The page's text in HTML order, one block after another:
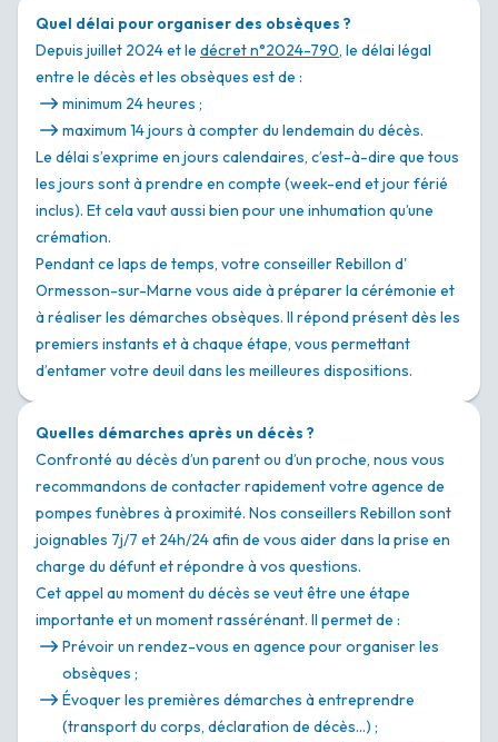
Quel délai pour organiser des obsèques ?
Depuis juillet 2024 et le décret n°2024-790, le délai légal
entre le décès et les obsèques est de :
minimum 24 heures ;
maximum 14 jours à compter du lendemain du décès.
Le délai s’exprime en jours calendaires, c’est-à-dire que tous
les jours sont à prendre en compte (week-end et jour férié
inclus). Et cela vaut aussi bien pour une inhumation qu’une
crémation.
Pendant ce laps de temps, votre conseiller Rebillon d'
Ormesson-sur-Marne vous aide à préparer la cérémonie et
à réaliser les démarches obsèques. Il répond présent dès les
premiers instants et à chaque étape, vous permettant
d’entamer votre deuil dans les meilleures dispositions.
Quelles démarches après un décès ?
Confronté au décès d’un parent ou d’un proche, nous vous
recommandons de contacter rapidement votre agence de
pompes funèbres à proximité. Nos conseillers Rebillon sont
joignables 7j/7 et 24h/24 afin de vous aider dans la prise en
charge du défunt et répondre à vos questions.
Cet appel au moment du décès se veut être une étape
importante et un moment rassérénant. Il permet de :
Prévoir un rendez-vous en agence pour organiser les
obsèques ;
Évoquer les premières démarches à entreprendre
(transport du corps, déclaration de décès…) ;